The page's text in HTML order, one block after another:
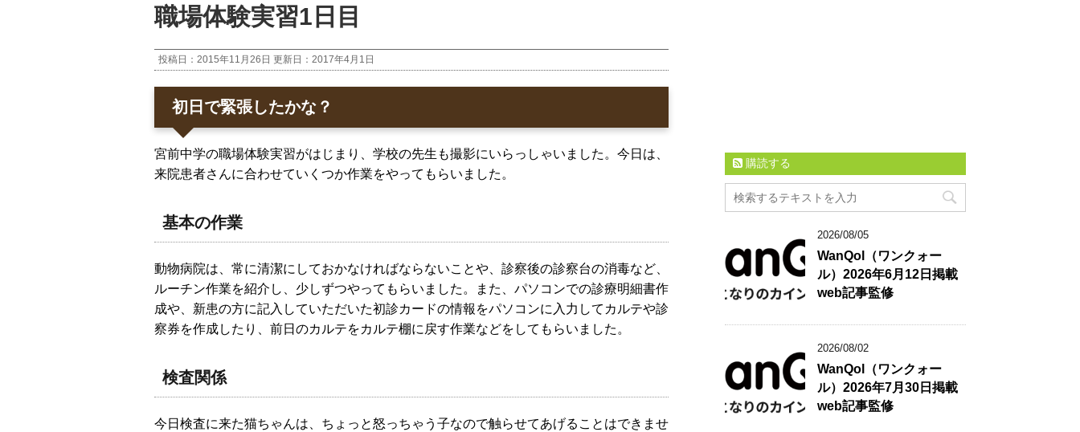
職場体験実習1日目
投稿日：2015年11月26日 更新日： 2017年4月1日
初日で緊張したかな？
宮前中学の職場体験実習がはじまり、学校の先生も撮影にいらっしゃいました。今日は、
来院患者さんに合わせていくつか作業をやってもらいました。
基本の作業
動物病院は、常に清潔にしておかなければならないことや、診察後の診察台の消毒など、
ルーチン作業を紹介し、少しずつやってもらいました。また、パソコンでの診療明細書作
成や、新患の方に記入していただいた初診カードの情報をパソコンに入力してカルテや診
察券を作成したり、前日のカルテをカルテ棚に戻す作業などをしてもらいました。
検査関係
今日検査に来た猫ちゃんは、ちょっと怒っちゃう子なので触らせてあげることはできませ
購読する
2026/08/05
WanQol（ワンクォー
ル）2026年6月12日掲載
web記事監修
2026/08/02
WanQol（ワンクォー
ル）2026年7月30日掲載
web記事監修